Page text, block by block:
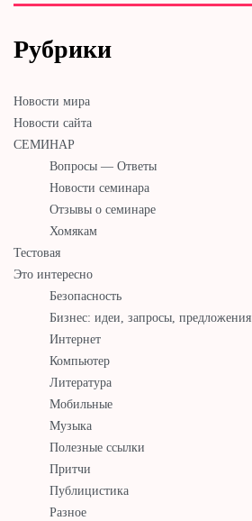
Рубрики
Новости мира
Новости сайта
СЕМИНАР
Вопросы — Ответы
Новости семинара
Отзывы о семинаре
Хомякам
Тестовая
Это интересно
Безопасность
Бизнес: идеи, запросы, предложения
Интернет
Компьютер
Литература
Мобильные
Музыка
Полезные ссылки
Притчи
Публицистика
Разное